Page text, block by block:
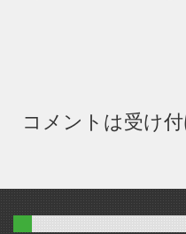
コメントは受け付